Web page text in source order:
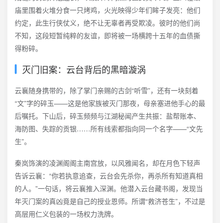
庙里围着火堆分食一只烤鸡，火光映得少年们眸子发亮：他们
约定，此生行侠仗义，绝不让无辜者再受欺凌。彼时的他们尚
不知，这段短暂纯粹的友谊，即将被一场横跨十五年的血债撕
得粉碎。
灭门旧案：云台背后的黑暗漩涡
云襄随身携带的，除了掌门亲赐的古剑“听雪”，还有一块刻着
“文”字的碎玉——这是他家族被灭门那夜，母亲塞进他手心的最
后嘱托。下山后，碎玉频频与江湖秘闻产生共振：盐帮账本、
海防图、失踪的贡银……所有线索都指向同一个名字——“文先
生”。
秦岚饰演的凌渊阁阁主南宫放，以风雅闻名，却在月色下轻声
告诉云襄：“你若执意追查，云台会先杀你，再杀所有知道真相
的人。”一句话，将云襄推入深渊。他潜入云台藏书阁，发现当
年灭门案的真凶竟是自己的授业恩师。所谓“救济苍生”，不过是
高层用仁义包装的一场权力洗牌。